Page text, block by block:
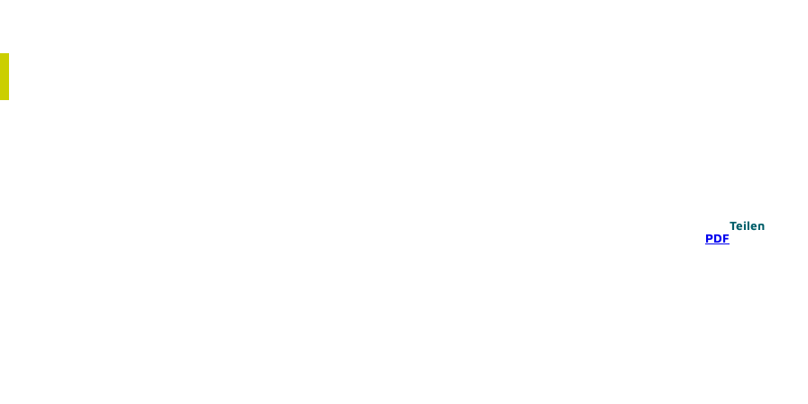
PDF
Teilen